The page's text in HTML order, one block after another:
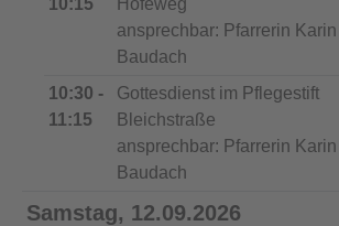
ansprechbar: Pfarrerin Karin
Baudach
10:30 -
11:15
Gottesdienst im Pflegestift
Bleichstraße
ansprechbar: Pfarrerin Karin
Baudach
Samstag, 12.09.2026